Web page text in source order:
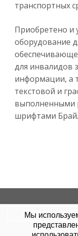
транспортных
Приобретено и
оборудование
для инвалидов
информации, а
текстовой и
выполненными
шрифтами
Мы